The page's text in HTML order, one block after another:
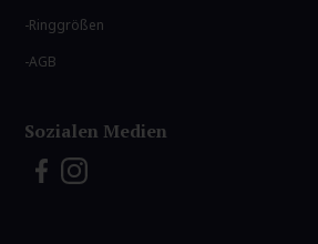
Ringgrößen
AGB
Sozialen Medien